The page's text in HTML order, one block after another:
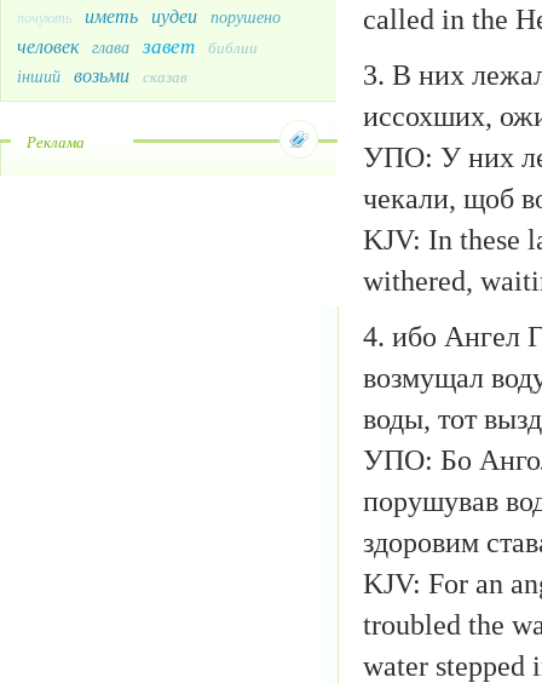
почують иметь иудеи порушено
человек глава завет библии
інший возьми сказав
Реклама
called in the
3. В них
иссохших,
УПО: У них
чекали, щоб
KJV: In these
withered,
4. ибо Ангел
возмущал
воды, тот
УПО: Бо Ангол
порушував
здоровим
KJV: For an
troubled the
water stepped